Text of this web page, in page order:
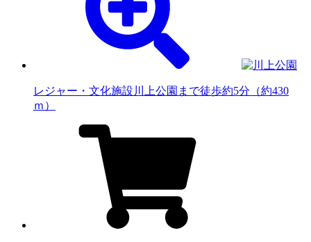
レジャー・文化施設 川上公園まで徒歩約5分（約430
ｍ）